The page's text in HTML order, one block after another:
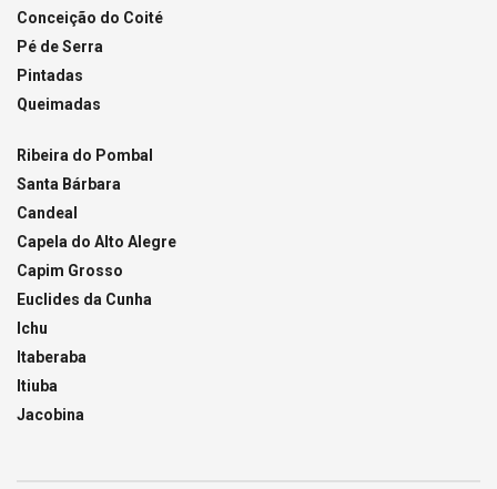
Conceição do Coité
Pé de Serra
Pintadas
Queimadas
Ribeira do Pombal
Santa Bárbara
Candeal
Capela do Alto Alegre
Capim Grosso
Euclides da Cunha
Ichu
Itaberaba
Itiuba
Jacobina